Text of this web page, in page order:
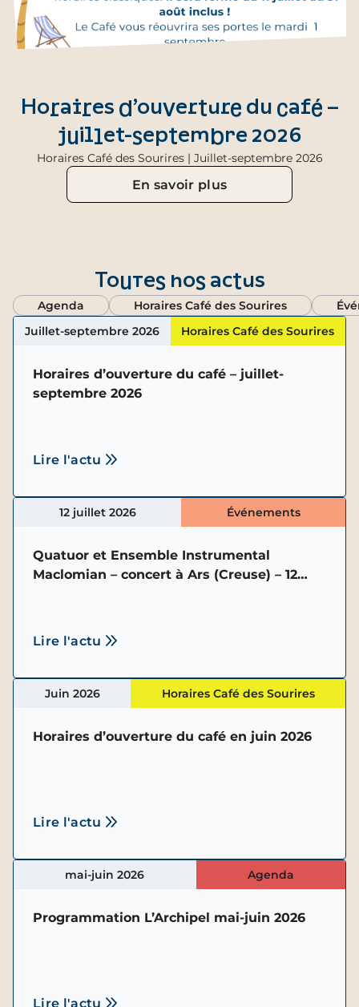
Horaires Café des Sourires | Juillet-septembre 2026
Horaires d’ouverture du café –
juillet-septembre 2026
En savoir plus
Toutes nos actus
Agenda Horaires Café des Sourires
Juillet-septembre 2026
Horaires Café des Sourires
Horaires d’ouverture du café – juillet-
septembre 2026
Lire l'actu
12 juillet 2026 Événements
Quatuor et Ensemble Instrumental
Maclomian – concert à Ars (Creuse) – 12
Lire l'actu
Juin 2026 Horaires Café des Sourires
Horaires d’ouverture du café en juin 2026
Lire l'actu
mai-juin 2026 Agenda
Programmation L’Archipel mai-juin 2026
Lire l'actu